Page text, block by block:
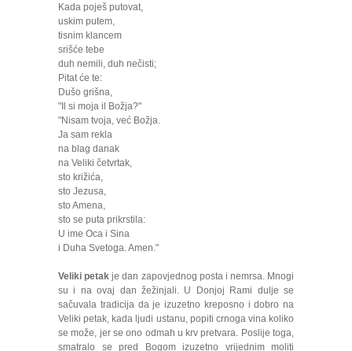
Kada poješ putovat,
uskim putem,
tisnim klancem
srišće tebe
duh nemili, duh nečisti;
Pitat će te:
Dušo grišna,
"Il si moja il Božja?"
"Nisam tvoja, već Božja.
Ja sam rekla
na blag danak
na Veliki četvrtak,
sto križića,
sto Jezusa,
sto Amena,
sto se puta prikrstila:
U ime Oca i Sina
i Duha Svetoga. Amen."
Veliki petak je dan zapovjednog posta i nemrsa. Mnogi
su i na ovaj dan žežinjali. U Donjoj Rami dulje se
sačuvala tradicija da je izuzetno kreposno i dobro na
Veliki petak, kada ljudi ustanu, popiti crnoga vina koliko
se može, jer se ono odmah u krv pretvara. Poslije toga,
smatralo se pred Bogom izuzetno vrijednim moliti